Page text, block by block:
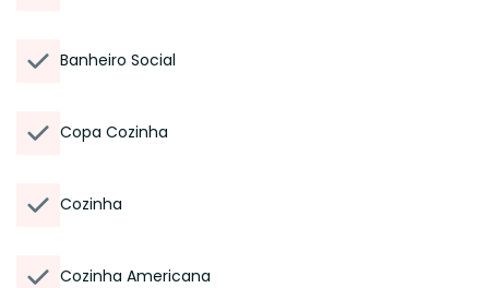
Banheiro Social
Copa Cozinha
Cozinha
Cozinha Americana